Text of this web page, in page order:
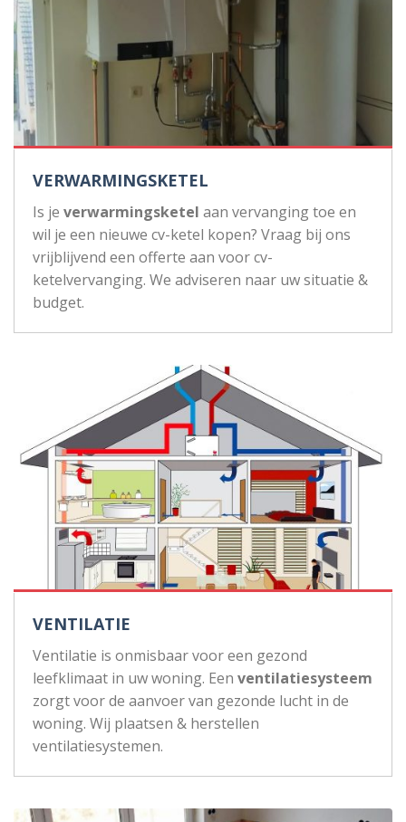
VERWARMINGSKETEL
Is je verwarmingsketel aan vervanging toe en
wil je een nieuwe cv-ketel kopen? Vraag bij ons
vrijblijvend een offerte aan voor cv-
ketelvervanging. We adviseren naar uw situatie &
budget.
VENTILATIE
Ventilatie is onmisbaar voor een gezond
leefklimaat in uw woning. Een ventilatiesysteem
zorgt voor de aanvoer van gezonde lucht in de
woning. Wij plaatsen & herstellen
ventilatiesystemen.